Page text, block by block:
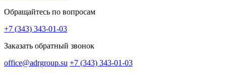
Обращайтесь по вопросам
+7 (343) 343-01-03
Заказать обратный звонок
office@adrgroup.su +7 (343) 343-01-03